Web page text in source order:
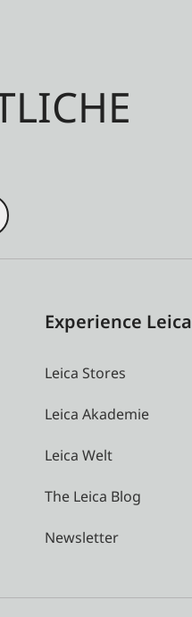
Experience Leica
Leica Stores
Leica Akademie
Leica Welt
The Leica Blog
Newsletter